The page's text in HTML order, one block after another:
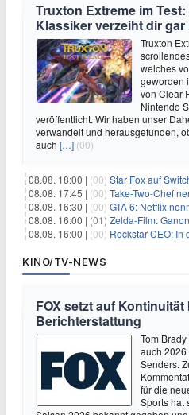
Truxton Extreme im
Klassiker verzeiht dir
Truxton
welches
geworden
von Clear
Nintendo
veröffentlicht. Wir haben unser
verwandelt und herausgefunden,
auch […] (00)
08.08. 18:00 | (00) Star Fox auf
08.08. 17:45 | (00) Take-Two-Chef nennt GTA
08.08. 16:30 | (00) GTA 6: Netflix nennt
08.08. 16:00 | (01) Zelda-Film: Ganondorf,
08.08. 16:00 | (00) Rockstar-CEO: In
KINO/TV-NEWS
FOX setzt auf
Berichterstattung
Tom
auch 2026
Senders.
für die
Sports hat